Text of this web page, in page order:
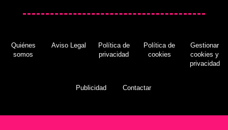
Quiénes
somos
Aviso Legal
Política de
privacidad
Política de
cookies
Gestionar
cookies y
privacidad
Publicidad Contactar